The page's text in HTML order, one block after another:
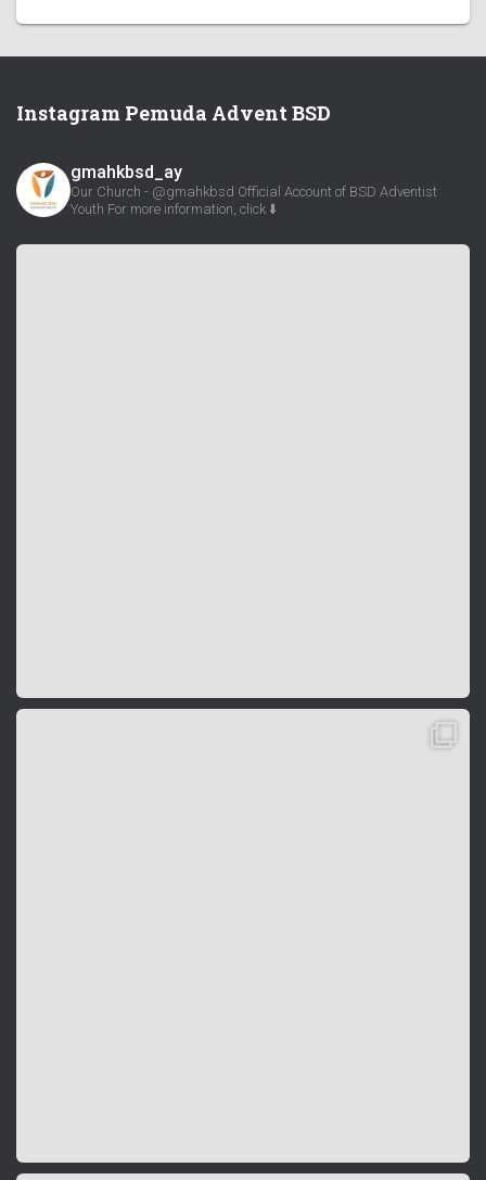
Instagram Pemuda Advent BSD
gmahkbsd_ay
Our Church - @gmahkbsd Official Account of BSD Adventist
Youth For more information, click ⬇️